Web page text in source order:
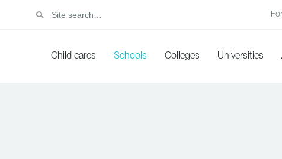
Child cares Schools Colleges Universities